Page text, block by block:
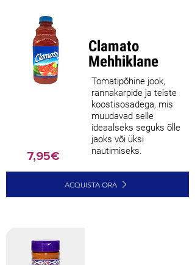
7,95€
Clamato
Mehhiklane
Tomatipõhine jook,
rannakarpide ja teiste
koostisosadega, mis
muudavad selle
ideaalseks seguks õlle
jaoks või üksi
nautimiseks.
ACQUISTA ORA